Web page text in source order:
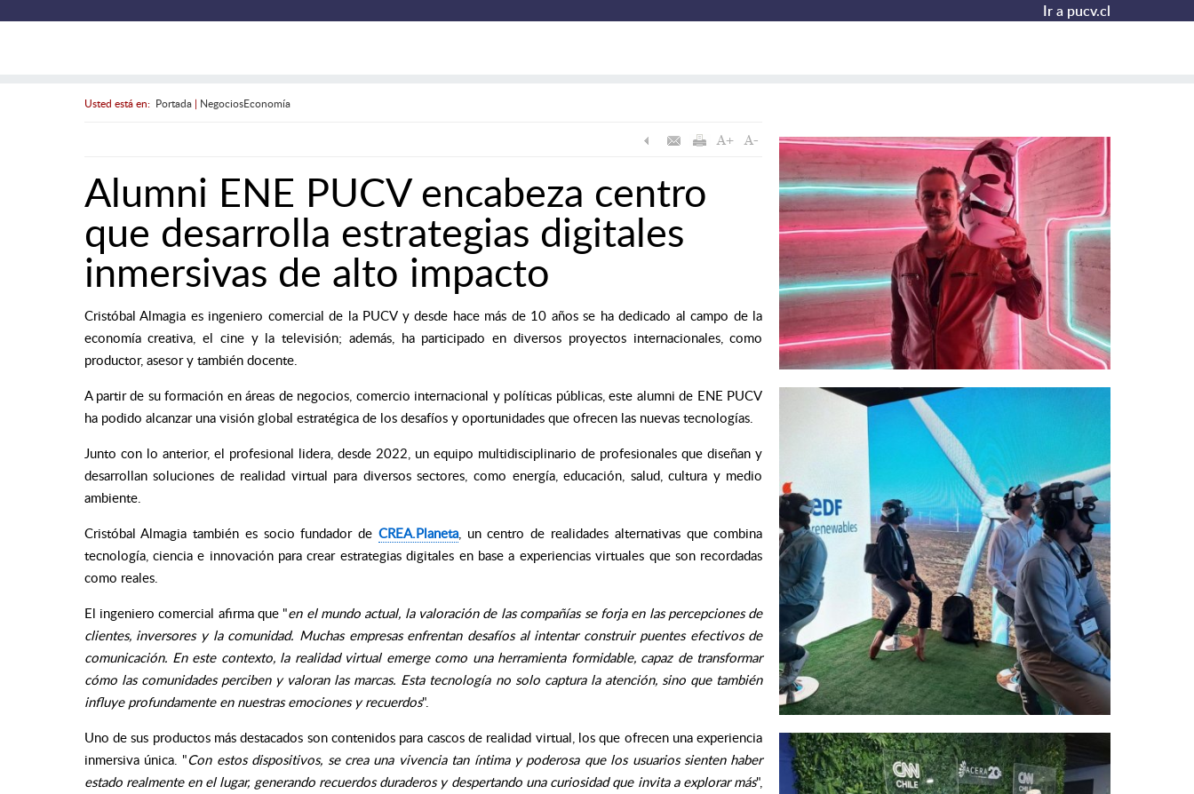
Ir a pucv.cl
Usted está en: Portada| NegociosEconomía
Alumni ENE PUCV encabeza centro
que desarrolla estrategias digitales
inmersivas de alto impacto
Cristóbal Almagia es ingeniero comercial de la PUCV y desde hace más de 10 años se ha dedicado al campo de la
economía creativa, el cine y la televisión; además, ha participado en diversos proyectos internacionales, como
productor, asesor y también docente.
A partir de su formación en áreas de negocios, comercio internacional y políticas públicas, este alumni de ENE PUCV
ha podido alcanzar una visión global estratégica de los desafíos y oportunidades que ofrecen las nuevas tecnologías.
Junto con lo anterior, el profesional lidera, desde 2022, un equipo multidisciplinario de profesionales que diseñan y
desarrollan soluciones de realidad virtual para diversos sectores, como energía, educación, salud, cultura y medio
ambiente.
Cristóbal Almagia también es socio fundador de CREA.Planeta, un centro de realidades alternativas que combina
tecnología, ciencia e innovación para crear estrategias digitales en base a experiencias virtuales que son recordadas
como reales.
El ingeniero comercial afirma que "en el mundo actual, la valoración de las compañías se forja en las percepciones de
clientes, inversores y la comunidad. Muchas empresas enfrentan desafíos al intentar construir puentes efectivos de
comunicación. En este contexto, la realidad virtual emerge como una herramienta formidable, capaz de transformar
cómo las comunidades perciben y valoran las marcas. Esta tecnología no solo captura la atención, sino que también
influye profundamente en nuestras emociones y recuerdos".
Uno de sus productos más destacados son contenidos para cascos de realidad virtual, los que ofrecen una experiencia
inmersiva única. "Con estos dispositivos, se crea una vivencia tan íntima y poderosa que los usuarios sienten haber
estado realmente en el lugar, generando recuerdos duraderos y despertando una curiosidad que invita a explorar más",